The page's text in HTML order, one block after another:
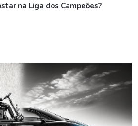
na Liga dos Campeões?